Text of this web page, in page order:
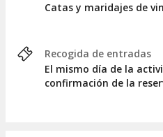
Catas y maridajes de
Recogida de entradas
El mismo día de la
confirmación de la